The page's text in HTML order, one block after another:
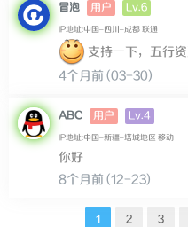
冒泡 用户 Lv.6
IP地址:中国–四川–成都 联通
支持一下，五行
4个月前 (03-30)
ABC 用户 Lv.4
IP地址:中国–新疆–塔城地区 移动
你好
8个月前 (12-23)
1 2 3